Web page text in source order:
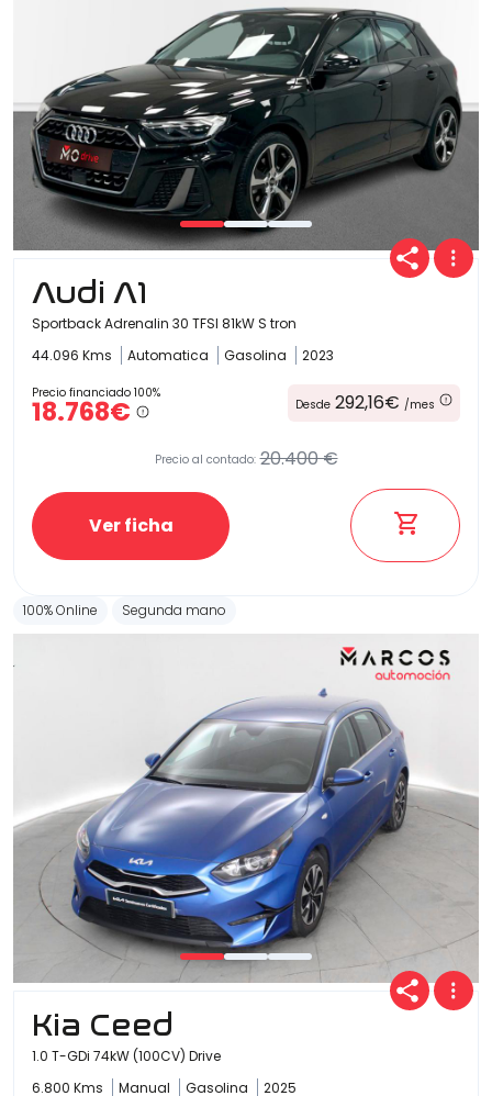
Audi A1
Sportback Adrenalin 30 TFSI 81kW S tron
44.096 Kms
Automatica Gasolina 2023
Precio financiado 100%
18.768€ Desde 292,16€ /mes
Precio al contado: 20.400 €
Ver ficha
100% Online Segunda mano
Kia Ceed
1.0 T-GDi 74kW (100CV) Drive
6.800 Kms
Manual Gasolina 2025